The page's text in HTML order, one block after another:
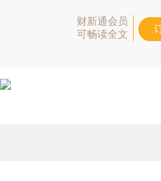
财新通会员
可畅读全文